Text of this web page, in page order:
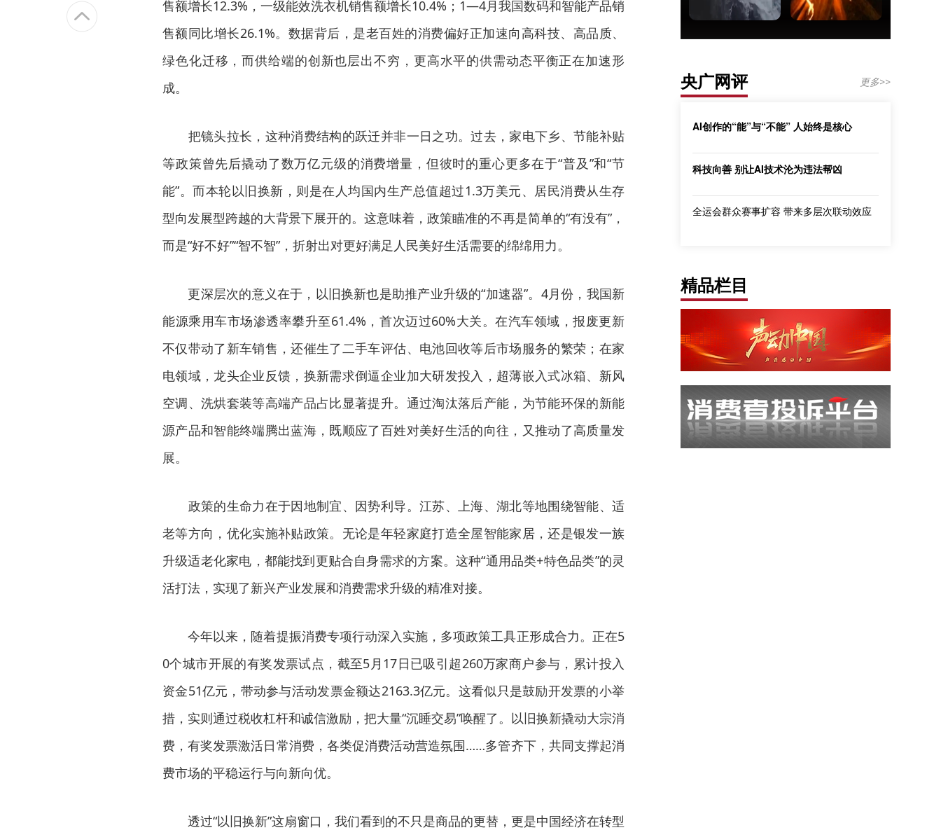
售额增长12.3%，一级能效洗衣机销售额增长10.4%；1—4月我国数码和智能产品销
售额同比增长26.1%。数据背后，是老百姓的消费偏好正加速向高科技、高品质、
绿色化迁移，而供给端的创新也层出不穷，更高水平的供需动态平衡正在加速形
成。
把镜头拉长，这种消费结构的跃迁并非一日之功。过去，家电下乡、节能补贴
等政策曾先后撬动了数万亿元级的消费增量，但彼时的重心更多在于“普及”和“节
能”。而本轮以旧换新，则是在人均国内生产总值超过1.3万美元、居民消费从生存
型向发展型跨越的大背景下展开的。这意味着，政策瞄准的不再是简单的“有没有”，
而是“好不好”“智不智”，折射出对更好满足人民美好生活需要的绵绵用力。
更深层次的意义在于，以旧换新也是助推产业升级的“加速器”。4月份，我国新
能源乘用车市场渗透率攀升至61.4%，首次迈过60%大关。在汽车领域，报废更新
不仅带动了新车销售，还催生了二手车评估、电池回收等后市场服务的繁荣；在家
电领域，龙头企业反馈，换新需求倒逼企业加大研发投入，超薄嵌入式冰箱、新风
空调、洗烘套装等高端产品占比显著提升。通过淘汰落后产能，为节能环保的新能
源产品和智能终端腾出蓝海，既顺应了百姓对美好生活的向往，又推动了高质量发
展。
政策的生命力在于因地制宜、因势利导。江苏、上海、湖北等地围绕智能、适
老等方向，优化实施补贴政策。无论是年轻家庭打造全屋智能家居，还是银发一族
升级适老化家电，都能找到更贴合自身需求的方案。这种“通用品类+特色品类”的灵
活打法，实现了新兴产业发展和消费需求升级的精准对接。
今年以来，随着提振消费专项行动深入实施，多项政策工具正形成合力。正在5
0个城市开展的有奖发票试点，截至5月17日已吸引超260万家商户参与，累计投入
资金51亿元，带动参与活动发票金额达2163.3亿元。这看似只是鼓励开发票的小举
措，实则通过税收杠杆和诚信激励，把大量“沉睡交易”唤醒了。以旧换新撬动大宗消
费，有奖发票激活日常消费，各类促消费活动营造氛围……多管齐下，共同支撑起消
费市场的平稳运行与向新向优。
透过“以旧换新”这扇窗口，我们看到的不只是商品的更替，更是中国经济在转型
央广网评 更多>>
AI创作的“能”与“不能” 人始终是核心
科技向善 别让AI技术沦为违法帮凶
全运会群众赛事扩容 带来多层次联动效应
精品栏目